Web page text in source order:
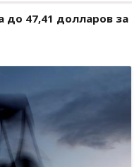
47,41 долларов за